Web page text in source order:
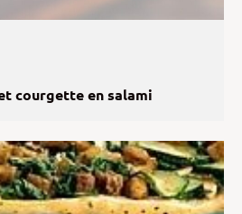
courgette en salami